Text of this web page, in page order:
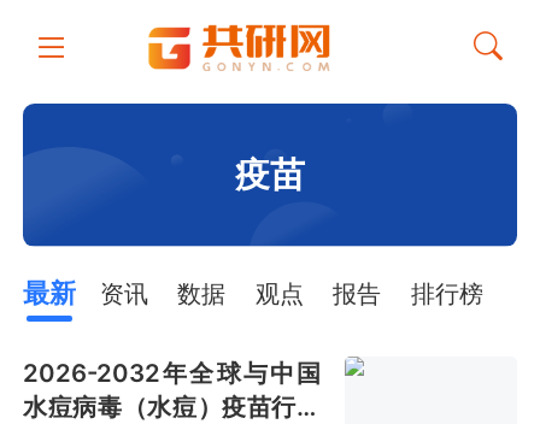
疫苗
最新 资讯 数据 观点 报告 排行榜
2026-2032年全球与中国
水痘病毒（水痘）疫苗行业